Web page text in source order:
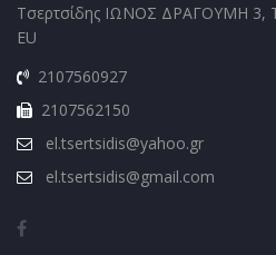
Τσερτσίδης ΙΩΝΟΣ ΔΡΑΓΟΥΜΗ 3,
EU
2107560927
2107562150
el.tsertsidis@yahoo.gr
el.tsertsidis@gmail.com